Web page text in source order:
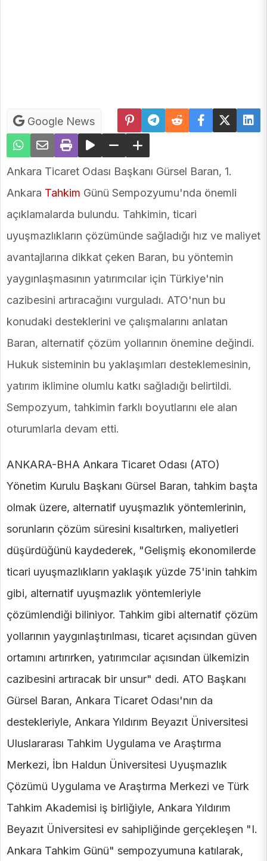
Google News
Ankara Ticaret Odası Başkanı Gürsel Baran, 1.
Ankara Tahkim Günü Sempozyumu'nda önemli
açıklamalarda bulundu. Tahkimin, ticari
uyuşmazlıkların çözümünde sağladığı hız ve maliyet
avantajlarına dikkat çeken Baran, bu yöntemin
yaygınlaşmasının yatırımcılar için Türkiye'nin
cazibesini artıracağını vurguladı. ATO'nun bu
konudaki desteklerini ve çalışmalarını anlatan
Baran, alternatif çözüm yollarının önemine değindi.
Hukuk sisteminin bu yaklaşımları desteklemesinin,
yatırım iklimine olumlu katkı sağladığı belirtildi.
Sempozyum, tahkimin farklı boyutlarını ele alan
oturumlarla devam etti.
ANKARA-BHA Ankara Ticaret Odası (ATO)
Yönetim Kurulu Başkanı Gürsel Baran, tahkim başta
olmak üzere, alternatif uyuşmazlık yöntemlerinin,
sorunların çözüm süresini kısaltırken, maliyetleri
düşürdüğünü kaydederek, "Gelişmiş ekonomilerde
ticari uyuşmazlıkların yaklaşık yüzde 75'inin tahkim
gibi, alternatif uyuşmazlık yöntemleriyle
çözümlendiği biliniyor. Tahkim gibi alternatif çözüm
yollarının yaygınlaştırılması, ticaret açısından güven
ortamını artırırken, yatırımcılar açısından ülkemizin
cazibesini artıracak bir unsur" dedi. ATO Başkanı
Gürsel Baran, Ankara Ticaret Odası'nın da
destekleriyle, Ankara Yıldırım Beyazıt Üniversitesi
Uluslararası Tahkim Uygulama ve Araştırma
Merkezi, İbn Haldun Üniversitesi Uyuşmazlık
Çözümü Uygulama ve Araştırma Merkezi ve Türk
Tahkim Akademisi iş birliğiyle, Ankara Yıldırım
Beyazıt Üniversitesi ev sahipliğinde gerçekleşen "I.
Ankara Tahkim Günü" sempozyumuna katılarak,